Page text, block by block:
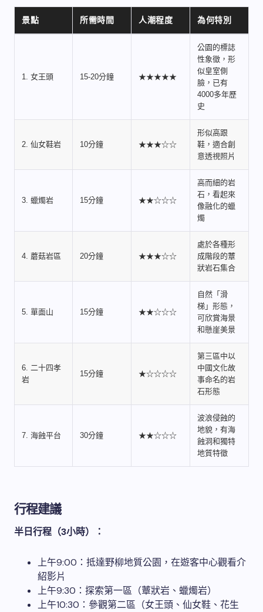
景點 所需時間 人潮程度 為何特別
1. 女王頭 15-20分鐘 ★★★★★
公園的標誌
性象徵，形
似皇室側
臉，已有
4000多年歷
史
2. 仙女鞋岩 10分鐘 ★★★☆☆
形似高跟
鞋，適合創
意透視照片
3. 蠟燭岩 15分鐘 ★★☆☆☆
高而細的岩
石，看起來
像融化的蠟
燭
4. 蘑菇岩區 20分鐘 ★★★☆☆
處於各種形
成階段的蕈
狀岩石集合
5. 單面山 15分鐘 ★★☆☆☆
自然「滑
梯」形態，
可欣賞海景
和懸崖美景
6. 二十四孝
岩
15分鐘 ★☆☆☆☆
第三區中以
中國文化故
事命名的岩
石形態
7. 海蝕平台 30分鐘 ★★☆☆☆
波浪侵蝕的
地貌，有海
蝕洞和獨特
地質特徵
行程建議
半日行程（3小時）：
上午9:00：抵達野柳地質公園，在遊客中心觀看介
紹影片
上午9:30：探索第一區（蕈狀岩、蠟燭岩）
上午10:30：參觀第二區（女王頭、仙女鞋、花生